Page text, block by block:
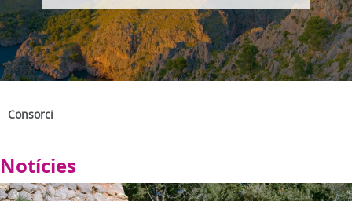
Consorci
Notícies